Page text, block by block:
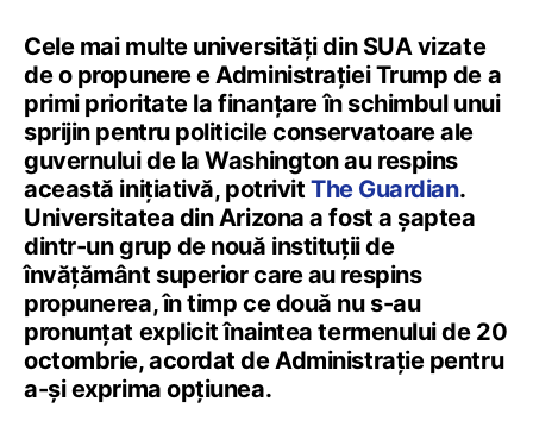
Cele mai multe universități din SUA vizate
de o propunere e Administrației Trump de a
primi prioritate la finanțare în schimbul unui
sprijin pentru politicile conservatoare ale
guvernului de la Washington au respins
această inițiativă, potrivit The Guardian.
Universitatea din Arizona a fost a șaptea
dintr-un grup de nouă instituții de
învățământ superior care au respins
propunerea, în timp ce două nu s-au
pronunțat explicit înaintea termenului de 20
octombrie, acordat de Administrație pentru
a-și exprima opțiunea.